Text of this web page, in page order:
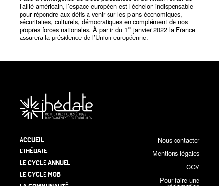
l’allié américain, l’espace européen est l’échelon indispensable
pour répondre aux défis à venir sur les plans économiques,
sécuritaires, culturels, démocratiques en complément de nos
propres forces nationales. À partir du 1er janvier 2022 la France
assurera la présidence de l’Union européenne.
ACCUEIL
L’IHÉDATE
LE CYCLE ANNUEL
LE CYCLE MOB
Nous contacter
Mentions légales
CGV
Pour faire une